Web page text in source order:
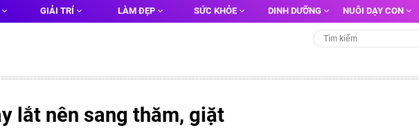
GIẢI TRÍ LÀM ĐẸP SỨC KHỎE DINH DƯỠNG NUÔI DẠY CON
lắt nên sang thăm, giặt